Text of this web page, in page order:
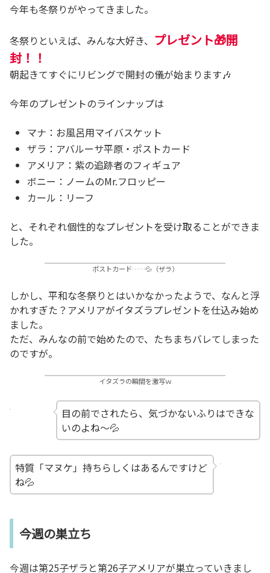
今年も冬祭りがやってきました。
冬祭りといえば、みんな大好き、 プレゼント🎁開
封！！
朝起きてすぐにリビングで開封の儀が始まります🎶
今年のプレゼントのラインナップは
マナ：お風呂用マイバスケット
ザラ：アバルーサ平原・ポストカード
アメリア：紫の追跡者のフィギュア
ボニー：ノームのMr.フロッピー
カール：リーフ
と、それぞれ個性的なプレゼントを受け取ることができま
した。
ポストカード……💦（ザラ）
しかし、平和な冬祭りとはいかなかったようで、なんと浮
かれすぎた？アメリアがイタズラプレゼントを仕込み始め
ました。
ただ、みんなの前で始めたので、たちまちバレてしまった
のですが。
イタズラの瞬間を激写ｗ
目の前でされたら、気づかないふりはできな
いのよね～💦
特質「マヌケ」持ちらしくはあるんですけど
ね💦
今週の巣立ち
今週は第25子ザラと第26子アメリアが巣立っていきまし